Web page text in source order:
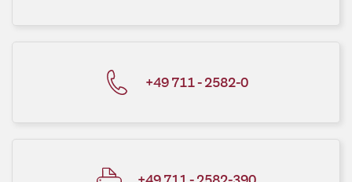
+49 711 - 2582-0